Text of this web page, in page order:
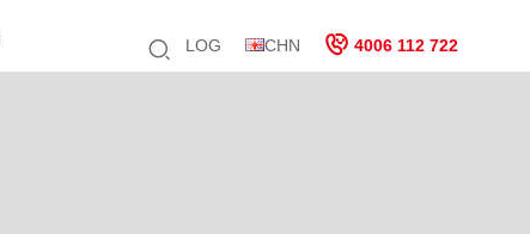
LOG CHN 4006 112 722